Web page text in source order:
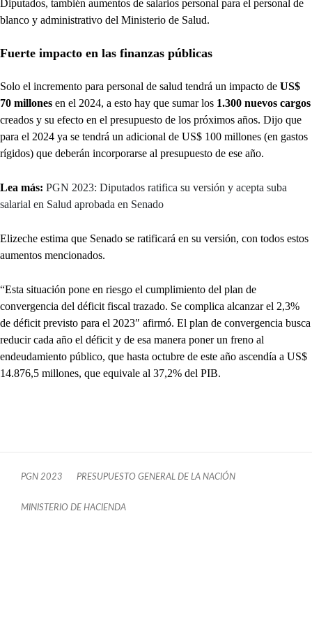
Diputados, también aumentos de salarios personal para el personal de
blanco y administrativo del Ministerio de Salud.
Fuerte impacto en las finanzas públicas
Solo el incremento para personal de salud tendrá un impacto de US$
70 millones en el 2024, a esto hay que sumar los 1.300 nuevos cargos
creados y su efecto en el presupuesto de los próximos años. Dijo que
para el 2024 ya se tendrá un adicional de US$ 100 millones (en gastos
rígidos) que deberán incorporarse al presupuesto de ese año.
Lea más: PGN 2023: Diputados ratifica su versión y acepta suba
salarial en Salud aprobada en Senado
Elizeche estima que Senado se ratificará en su versión, con todos estos
aumentos mencionados.
“Esta situación pone en riesgo el cumplimiento del plan de
convergencia del déficit fiscal trazado. Se complica alcanzar el 2,3%
de déficit previsto para el 2023″ afirmó. El plan de convergencia busca
reducir cada año el déficit y de esa manera poner un freno al
endeudamiento público, que hasta octubre de este año ascendía a US$
14.876,5 millones, que equivale al 37,2% del PIB.
PGN 2023 PRESUPUESTO GENERAL DE LA NACIÓN
MINISTERIO DE HACIENDA